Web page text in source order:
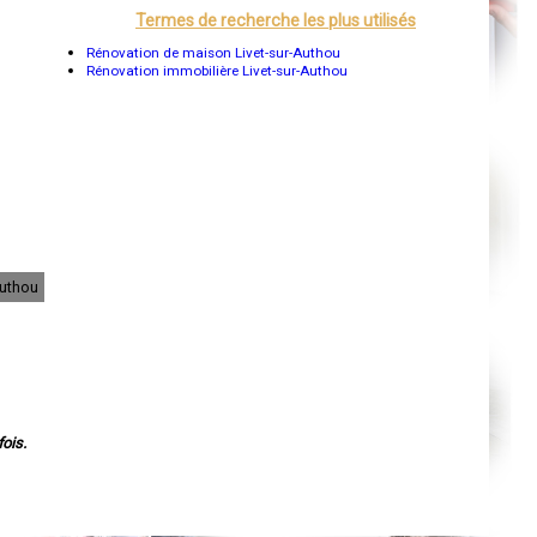
Orléans
Agen
Mende
Termes de recherche les plus utilisés
Rénovation de maison Livet-sur-Authou
Rénovation immobilière Livet-sur-Authou